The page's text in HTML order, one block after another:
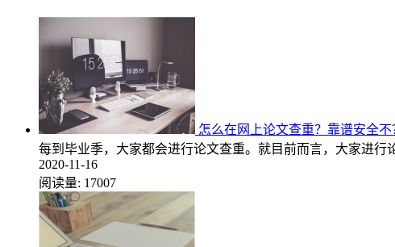
怎么在网上论文查重？靠谱安全不
每到毕业季，大家都会进行论文查重。就目前而言，大家进
2020-11-16
阅读量: 17007